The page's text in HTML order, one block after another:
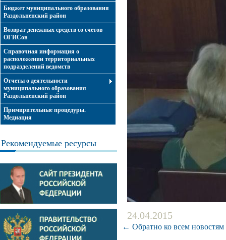
Бюджет муниципального образования
Раздольненский район
Возврат денежных средств со счетов
ОГИСов
Справочная информация о
расположении территориальных
подразделений ведомств
Отчеты о деятельности
муниципального образования
Раздольненский район
Примирительные процедуры.
Медиация
Рекомендуемые ресурсы
24.04.2015
← Обратно ко всем новостям